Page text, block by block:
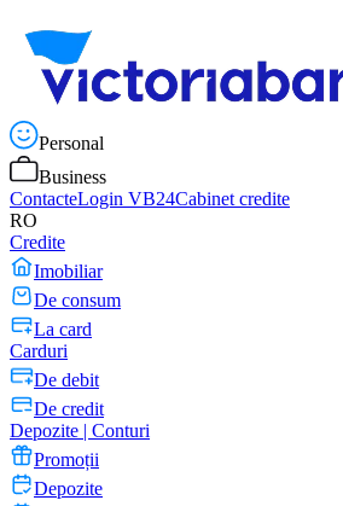
Personal
Business
ContacteLogin VB24Cabinet credite
RO
Credite
Imobiliar
De consum
La card
Carduri
De debit
De credit
Depozite | Conturi
Promoții
Depozite